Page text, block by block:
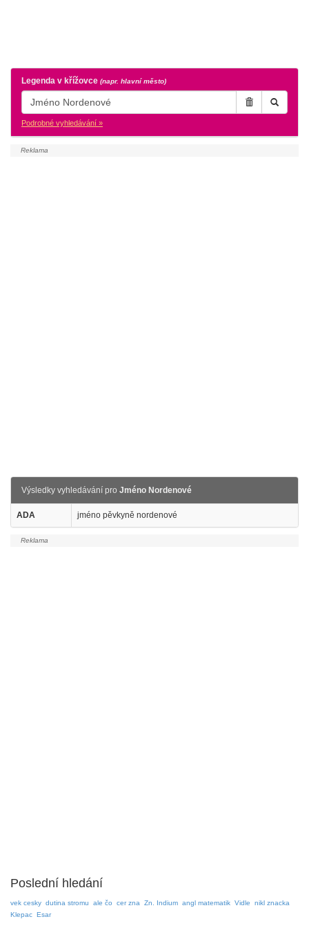
Legenda v křížovce (napr. hlavní město)
Podrobné vyhledávání »
Výsledky vyhledávání pro Jméno Nordenové
ADA jméno pěvkyně nordenové
Poslední hledání
vek cesky dutina stromu ale čo cer zna Zn. Indium angl matematik Vidle
nikl znacka
Klepac Esar